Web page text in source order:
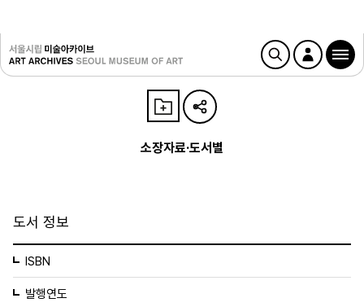
소장자료·도서별
도서 정보
ISBN
발행연도